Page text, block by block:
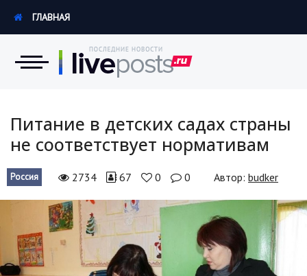
Экономика
Происшествия
Hi-Tech. Интернет
Россия
Наука и техника
ГЛАВНАЯ
Питание в детских садах страны
не соответствует нормативам
Россия 2734 67 0 0 Автор: budker